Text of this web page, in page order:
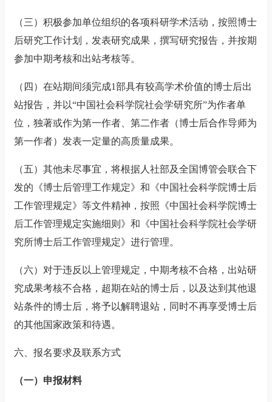
（三）积极参加单位组织的各项科研学术活动，按照博士
后研究工作计划，发表研究成果，撰写研究报告，并按期
参加中期考核和出站考核等。
（四）在站期间须完成1部具有较高学术价值的博士后出
站报告，并以“中国社会科学院社会学研究所”为作者单
位，独著或作为第一作者、第二作者（博士后合作导师为
第一作者）发表一定量的高质量成果。
（五）其他未尽事宜，将根据人社部及全国博管会联合下
发的《博士后管理工作规定》和《中国社会科学院博士后
工作管理规定》等文件精神，按照《中国社会科学院博士
后工作管理规定实施细则》和《中国社会科学院社会学研
究所博士后工作管理规定》进行管理。
（六）对于违反以上管理规定，中期考核不合格，出站研
究成果考核不合格，超期在站的博士后，以及达到其他退
站条件的博士后，将予以解聘退站，同时不再享受博士后
的其他国家政策和待遇。
六、报名要求及联系方式
（一）申报材料